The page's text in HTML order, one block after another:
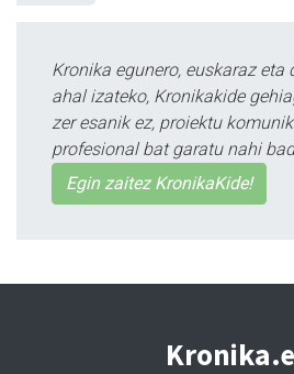
Kronika egunero, euskaraz eta
ahal izateko, Kronikakide
zer esanik ez, proiektu
profesional bat garatu nahi
Egin zaitez KronikaKide!